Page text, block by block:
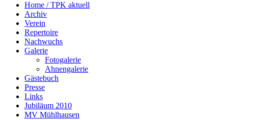
Home / TPK aktuell
Archiv
Verein
Repertoire
Nachwuchs
Galerie
Fotogalerie
Ahnengalerie
Gästebuch
Presse
Links
Jubiläum 2010
MV Mühlhausen